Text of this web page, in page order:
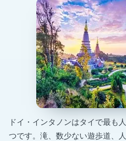
チェンマイの有名な寺院、活
ット、伝統的なタイ料理、そ
ましょう。この街は、静寂と
所です。
週末探検
自由時間には、山でトレッキ
区を訪れたり、タイの熱帯の
スした休暇を過ごしたりして
か。
キャリア上のメリット
ドイ・インタノンはタイで最も
つです。滝、数少ない遊歩道、